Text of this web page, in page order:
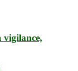
vigilance,